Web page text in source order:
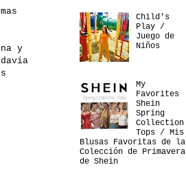
y
Child's
Play /
Juego de
Niños
My
Favorites
Shein
Spring
Collection
Tops / Mis
Blusas Favoritas de la
Colección de Primavera
de Shein